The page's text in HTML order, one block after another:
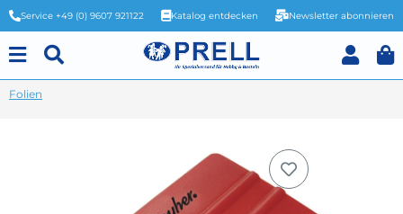
Service +49 (0) 9607 921122 Katalog entdecken Newsletter abonnieren
Folien